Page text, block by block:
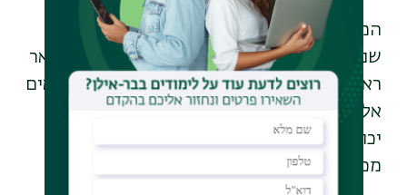
המסלול מיועד למועמדים ולמועמדות הנקיים
שנתיים לפחות, והעומדים בתנאי הקבלה לתואר
ראשון של כל מחלקה. מי שאינם עומדים בתנאים
אלה, או שאין להם בגרות או 12 שנות לימוד,
יכולים להגיש מועמדות ללימודי קדם-מכינה,
מכינה ייעודית או מכינה לגילי 30+.